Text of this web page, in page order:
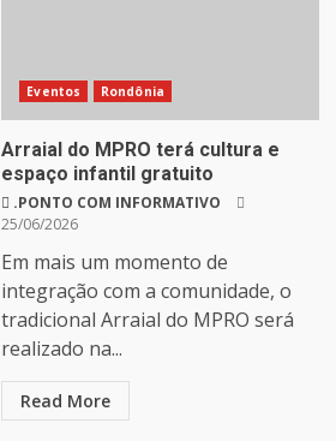
Eventos Rondônia
Arraial do MPRO terá cultura e
espaço infantil gratuito
.PONTO COM INFORMATIVO
25/06/2026
Em mais um momento de
integração com a comunidade, o
tradicional Arraial do MPRO será
realizado na...
Read More